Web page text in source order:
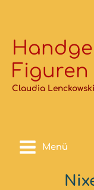
Figuren
Claudia Lenckowski
Menü